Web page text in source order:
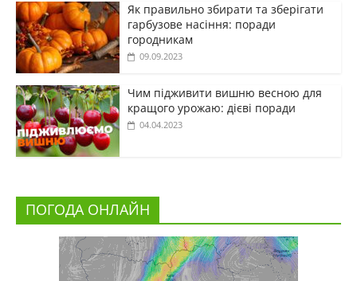
Як правильно збирати та зберігати
гарбузове насіння: поради
городникам
09.09.2023
Чим підживити вишню весною для
кращого урожаю: дієві поради
04.04.2023
ПОГОДА ОНЛАЙН